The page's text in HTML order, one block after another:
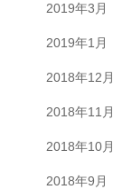
2019年3月
2019年1月
2018年12月
2018年11月
2018年10月
2018年9月